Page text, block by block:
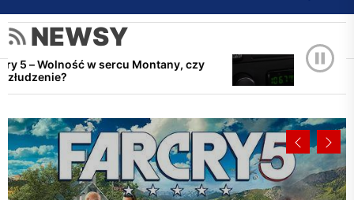
NEWSY
– Wolność w sercu Montany, czy
Jak
Technologiczny
PORADNIKI